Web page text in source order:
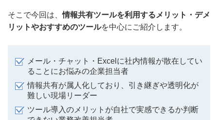
そこで今回は、情報共有ツールを利用するメリット・デメ
リットやおすすめのツールを中心にご紹介します。
メール・チャット・Excelに社内情報が散在してい
ることにお悩みの企業担当者
情報共有が属人化しており、引き継ぎや透明化が
難しい現場リーダー
ツール導入のメリットが自社で実感できるか判断